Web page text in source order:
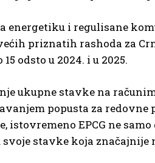
energetiku i regulisane
priznatih rashoda za
odsto u 2024. i u 2025.
ukupne stavke na
popusta za redovne
istovremeno EPCG ne
stavke koja značajnije